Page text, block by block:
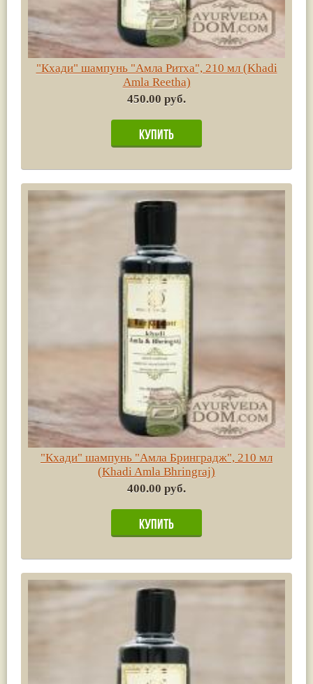
"Кхади" шампунь "Амла Ритха", 210 мл (Khadi
Amla Reetha)
450.00 руб.
"Кхади" шампунь "Амла Бринградж", 210 мл
(Khadi Amla Bhringraj)
400.00 руб.